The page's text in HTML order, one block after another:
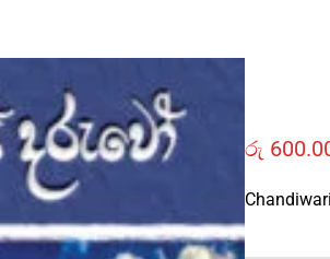
රු